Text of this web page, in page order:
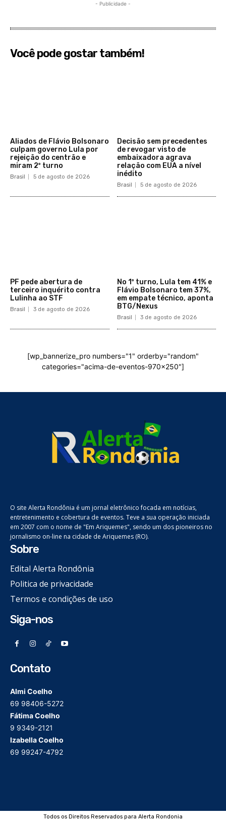
- Publicidade -
Você pode gostar também!
Aliados de Flávio Bolsonaro
culpam governo Lula por
rejeição do centrão e
miram 2º turno
Brasil 5 de agosto de 2026
Decisão sem precedentes
de revogar visto de
embaixadora agrava
relação com EUA a nível
inédito
Brasil 5 de agosto de 2026
PF pede abertura de
terceiro inquérito contra
Lulinha ao STF
Brasil 3 de agosto de 2026
No 1º turno, Lula tem 41% e
Flávio Bolsonaro tem 37%,
em empate técnico, aponta
BTG/Nexus
Brasil 3 de agosto de 2026
[wp_bannerize_pro numbers="1" orderby="random"
categories="acima-de-eventos-970x250"]
O site Alerta Rondônia é um jornal eletrônico focada em notícias,
entretenimento e cobertura de eventos. Teve a sua operação iniciada
em 2007 com o nome de "Em Ariquemes", sendo um dos pioneiros no
jornalismo on-line na cidade de Ariquemes (RO).
Sobre
Edital Alerta Rondônia
Politica de privacidade
Termos e condições de uso
Siga-nos
Contato
Almi Coelho
69 98406-5272
Fátima Coelho
9 9349-2121
Izabella Coelho
69 99247-4792
Todos os Direitos Reservados para Alerta Rondonia